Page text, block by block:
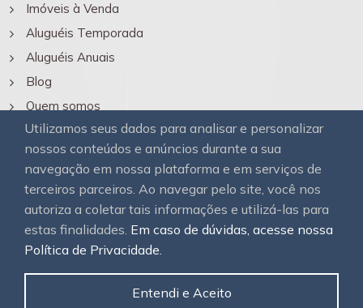
Utilizamos seus dados para analisar e personalizar
nossos conteúdos e anúncios durante a sua
navegação em nossa plataforma e em serviços de
terceiros parceiros. Ao navegar pelo site, você nos
autoriza a coletar tais informações e utilizá-las para
estas finalidades. Em caso de dúvidas, acesse nossa
Política de Privacidade.
Entendi e Aceito
Imóveis à Venda
Aluguéis Temporada
Aluguéis Anuais
Blog
Quem somos
Contato
© 2026 OAWEB.Todos os direitos reservados.